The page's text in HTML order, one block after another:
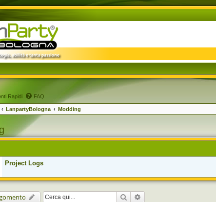
Rapidi FAQ
LanpartyBologna Modding
Project Logs
Cerca